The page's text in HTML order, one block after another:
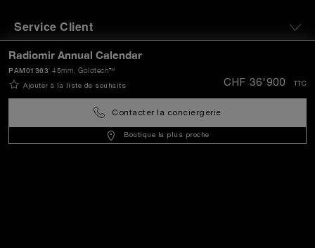
Radiomir Annual Calendar
45mm , Goldtech™
PAM01363
Ajouter à la liste de souhaits CHF 36'900 TTC
Contacter la conciergerie
Boutique la plus proche
Service Client
Le Monde De Panerai
Mentions Légales